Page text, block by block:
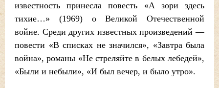
известность принесла повесть «А зори здесь
тихие…» (1969) о Великой Отечественной
войне. Среди других известных произведений —
повести «В списках не значился», «Завтра была
война», романы «Не стреляйте в белых лебедей»,
«Были и небыли», «И был вечер, и было утро».